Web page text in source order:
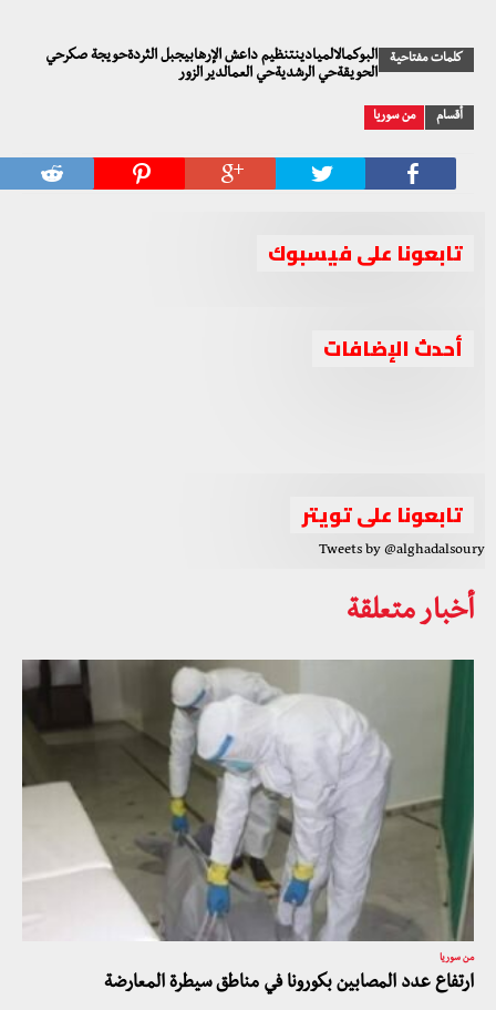
كلمات مفتاحية
البوكمالالميادينتنظيم داعش الإرهابيجبل الثردةحويجة صكرحي
الحويقةحي الرشديةحي العمالدير الزور
أقسام من سوريا
تابعونا على فيسبوك
أحدث الإضافات
“السلام والحرية” تلتقي “هيئة التنسيق” لمناقشة تطورات
الوضع السوري وتقديم الحلول
جبهة السلام والحرية تستنكر زج شعارها في أخبار تتعلق
تابعونا على تويتر
Tweets by @alghadalsoury
أخبار متعلقة
من سوريا
ارتفاع عدد المصابين بكورونا في مناطق سيطرة المعارضة